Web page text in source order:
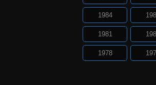
1984
1981
1978